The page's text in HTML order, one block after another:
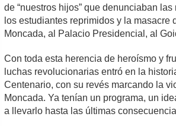
de “nuestros hijos” que denunciaban
los estudiantes reprimidos y la masacre
Moncada, al Palacio Presidencial, al
Con toda esta herencia de heroísmo y
luchas revolucionarias entró en la
Centenario, con su revés marcando la
Moncada. Ya tenían un programa, un
a llevarlo hasta las últimas